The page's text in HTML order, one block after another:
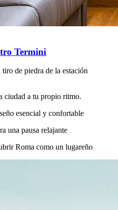
Termini
de piedra de la estación
ciudad a tu propio ritmo.
esencial y confortable
una pausa relajante
Roma como un lugareño